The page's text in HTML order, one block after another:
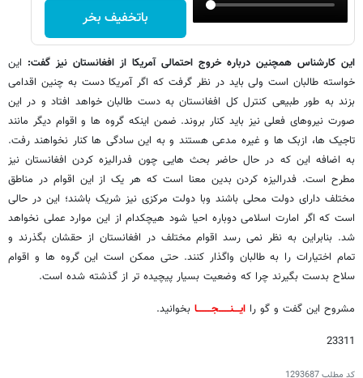
باتخفیف بخر
این کارشناس همچنین درباره خروج احتمالی آمریکا از افغانستان نیز گفت: این
خواسته طالبان است ولی باید در نظر گرفت که اگر آمریکا دست به چنین اقدامی
بزند به طور طبیعی کنترل کل افغانستان به دست طالبان خواهد افتاد و در این
صورت نیروهای فعلی نیز باید کنار بروند. ضمن اینکه گروه ها و اقوام دیگر مانند
تاجیک ها، ازبک ها و غیره مدعی هستند و به این سادگی ها کنار نخواهند رفت.
به اضافه این که در حال حاضر بحث هایی چون فدرالیزه کردن افغانستان نیز
مطرح است. فدرالیزه کردن بدین معنا است که هر یک از این اقوام در مناطق
مختلف دارای دولت محلی باشند وبا دولت مرکزی نیز شریک باشند؛ این در حالی
است که اگر امارت اسلامی دوباره احیا شود هیچکدام از این موارد عملی نخواهد
شد. بنابراین به نظر نمی رسد اقوام مختلف در افغانستان از حقشان بگذرند و
تمام اختیارات را به طالبان واگذار کنند. حتی ممکن است این گروه ها و اقوام
سلاح بدست بگیرند چرا که وضعیت بسیار پیچیده تر از گذشته شده است.
مشروح این گفت و گو را ایــــنـــــــجـــــــــا بخوانید.
23311
کد مطلب1293687